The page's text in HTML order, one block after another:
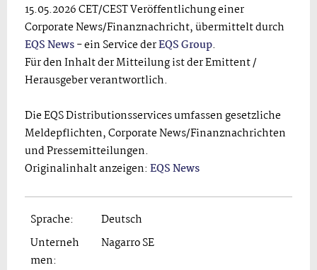
15.05.2026 CET/CEST Veröffentlichung einer
Corporate News/Finanznachricht, übermittelt durch
EQS News- ein Service derEQS Group.
Für den Inhalt der Mitteilung ist der Emittent /
Herausgeber verantwortlich.
Die EQS Distributionsservices umfassen gesetzliche
Meldepflichten, Corporate News/Finanznachrichten
und Pressemitteilungen.
Originalinhalt anzeigen: EQS News
Sprache:
Deutsch
Unterneh
men:
Nagarro SE